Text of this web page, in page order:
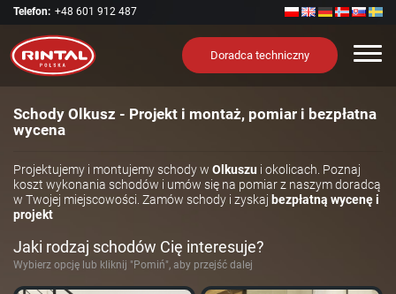
Telefon: +48 601 912 487
Doradca techniczny
Schody Olkusz - Projekt i montaż, pomiar i bezpłatna
wycena
Projektujemy i montujemy schody w Olkuszu i okolicach. Poznaj
koszt wykonania schodów i umów się na pomiar z naszym doradcą
w Twojej miejscowości. Zamów schody i zyskaj bezpłatną wycenę i
projekt
Jaki rodzaj schodów Cię interesuje?
Wybierz opcję lub kliknij "Pomiń", aby przejść dalej